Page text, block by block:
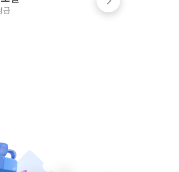
급 4.7